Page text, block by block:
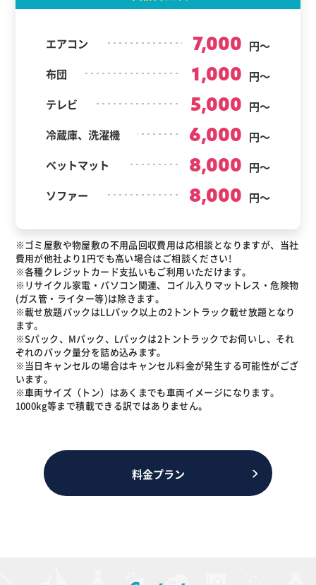
エアコン 7,000 円～
布団
1,000 円～
テレビ
5,000 円～
冷蔵庫、洗濯機
6,000 円～
ベットマット
8,000 円～
ソファー
8,000 円～
※ゴミ屋敷や物屋敷の不用品回収費用は応相談となりますが、当社
費用が他社より1円でも高い場合はご相談ください!
※各種クレジットカード支払いもご利用いただけます。
※リサイクル家電・パソコン関連、コイル入りマットレス・危険物
(ガス管・ライター等)は除きます。
※載せ放題パックはLLパック以上の2トントラック載せ放題となり
ます。
※Sパック、Mパック、Lパックは2トントラックでお伺いし、それ
ぞれのパック量分を詰め込みます。
※当日キャンセルの場合はキャンセル料金が発生する可能性がござ
います。
※車両サイズ（トン）はあくまでも車両イメージになります。
1000kg等まで積載できる訳ではありません。
料金プラン